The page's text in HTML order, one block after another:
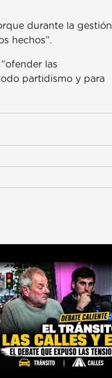
durante la gestión
hechos”.
las
partidismo y para